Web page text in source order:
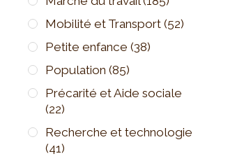
Mobilité et Transport (52)
Petite enfance (38)
Population (85)
Précarité et Aide sociale
(22)
Recherche et technologie
(41)